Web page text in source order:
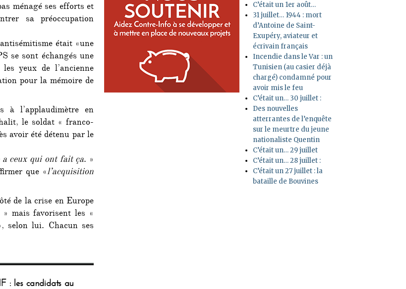
ménagé ses efforts et
sa préoccupation
était «une
se sont échangés une
yeux de l’ancienne
pour la mémoire de
à l’applaudimètre en
le soldat « franco-
avoir été détenu par le
ceux qui ont fait ça. »
que «l’acquisition
de la crise en Europe
mais favorisent les «
selon lui. Chacun ses
: les candidats au
C’était un 1er août…
31 juillet… 1944 : mort
d’Antoine de Saint-
Exupéry, aviateur et
écrivain français
Incendie dans le Var : un
Tunisien (au casier déjà
chargé) condamné pour
avoir mis le feu
C’était un… 30 juillet :
Des nouvelles
atterrantes de l’enquête
sur le meurtre du jeune
nationaliste Quentin
C’était un… 29 juillet
C’était un… 28 juillet :
C’était un 27 juillet : la
bataille de Bouvines